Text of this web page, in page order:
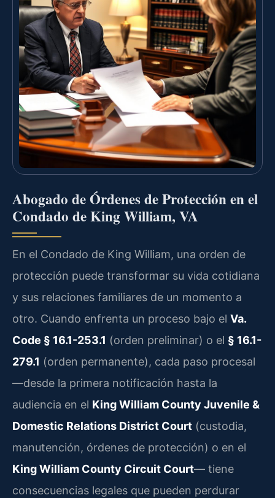
Abogado de Órdenes de Protección en el
Condado de King William, VA
En el Condado de King William, una orden de
protección puede transformar su vida cotidiana
y sus relaciones familiares de un momento a
otro. Cuando enfrenta un proceso bajo el Va.
Code § 16.1-253.1 (orden preliminar) o el § 16.1-
279.1 (orden permanente), cada paso procesal
—desde la primera notificación hasta la
audiencia en el King William County Juvenile &
Domestic Relations District Court (custodia,
manutención, órdenes de protección) o en el
King William County Circuit Court— tiene
consecuencias legales que pueden perdurar